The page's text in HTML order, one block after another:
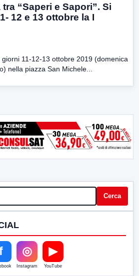
“Saperi e Sapori”. Si
12 e 13 ottobre la I
giorni 11-12-13 ottobre 2019 (domenica
nella piazza San Michele...
Cerca
◎
Instagram
▶
YouTube